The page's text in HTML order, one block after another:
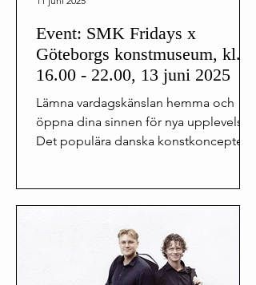
Event: SMK Fridays x
Göteborgs konstmuseum, kl.
16.00 - 22.00, 13 juni 2025
Lämna vardagskänslan hemma och
öppna dina sinnen för nya upplevelser!
Det populära danska konstkonceptet